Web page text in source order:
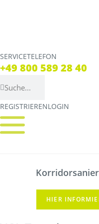
SERVICETELEFON
+49 800 589 28 40
REGISTRIERENLOGIN
SERVICE TELEFON
+49 800 589 28 40
REGISTRIEREN
Fahrpläne
Abweichungen
HIER